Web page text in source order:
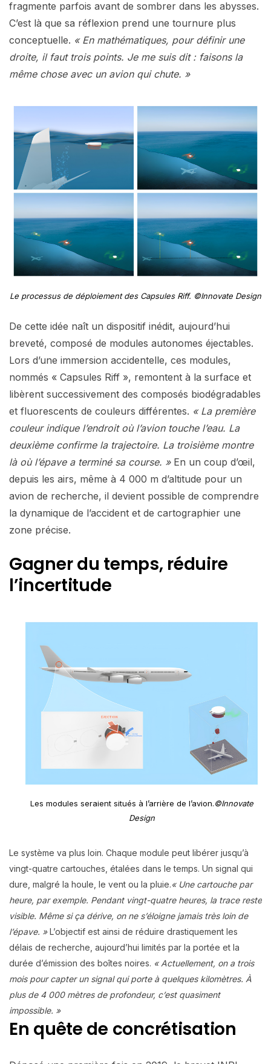
fragmente parfois avant de sombrer dans les abysses.
C’est là que sa réflexion prend une tournure plus
conceptuelle. « En mathématiques, pour définir une
droite, il faut trois points. Je me suis dit : faisons la
même chose avec un avion qui chute. »
Le processus de déploiement des Capsules Riff. ©Innovate Design
De cette idée naît un dispositif inédit, aujourd’hui
breveté, composé de modules autonomes éjectables.
Lors d’une immersion accidentelle, ces modules,
nommés « Capsules Riff », remontent à la surface et
libèrent successivement des composés biodégradables
et fluorescents de couleurs différentes. « La première
couleur indique l’endroit où l’avion touche l’eau. La
deuxième confirme la trajectoire. La troisième montre
là où l’épave a terminé sa course. »En un coup d’œil,
depuis les airs, même à 4 000 m d’altitude pour un
avion de recherche, il devient possible de comprendre
la dynamique de l’accident et de cartographier une
zone précise.
Gagner du temps, réduire
l’incertitude
Les modules seraient situés à l’arrière de l’avion.©Innovate
Design
Le système va plus loin. Chaque module peut libérer jusqu’à
vingt-quatre cartouches, étalées dans le temps. Un signal qui
dure, malgré la houle, le vent ou la pluie.« Une cartouche par
heure, par exemple. Pendant vingt-quatre heures, la trace reste
visible. Même si ça dérive, on ne s’éloigne jamais très loin de
l’épave. »L’objectif est ainsi de réduire drastiquement les
délais de recherche, aujourd’hui limités par la portée et la
durée d’émission des boîtes noires. « Actuellement, on a trois
mois pour capter un signal qui porte à quelques kilomètres. À
plus de 4 000 mètres de profondeur, c’est quasiment
impossible. »
En quête de concrétisation